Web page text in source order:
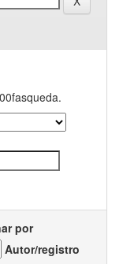
por
Autor/registro